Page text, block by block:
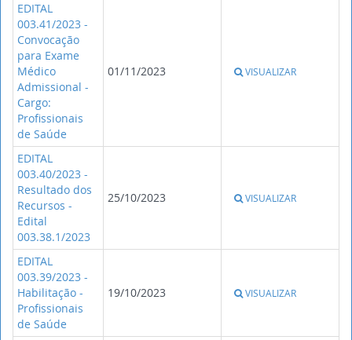
EDITAL
003.41/2023 -
Convocação
para Exame
Médico
Admissional -
Cargo:
Profissionais
de Saúde
01/11/2023 VISUALIZAR
EDITAL
003.40/2023 -
Resultado dos
Recursos -
Edital
003.38.1/2023
25/10/2023 VISUALIZAR
EDITAL
003.39/2023 -
Habilitação -
Profissionais
de Saúde
19/10/2023 VISUALIZAR